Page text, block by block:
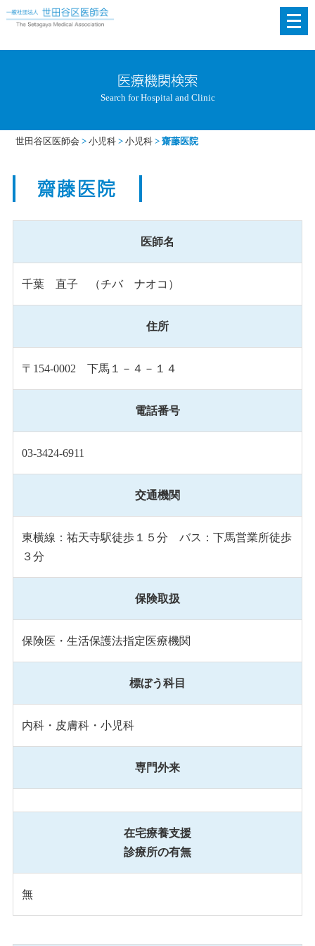
メ
ニ
く
医療機関検索
Search for Hospital and Clinic
世田谷区医師会 >小児科 >小児科 >齋藤医院
齋藤医院
医師名
千葉 直子 （チバ ナオコ）
住所
〒154-0002 下馬１－４－１４
電話番号
03-3424-6911
交通機関
東横線：祐天寺駅徒歩１５分 バス：下馬営業所徒歩
３分
保険取扱
保険医・生活保護法指定医療機関
標ぼう科目
内科・皮膚科・小児科
専門外来
在宅療養支援
診療所の有無
無